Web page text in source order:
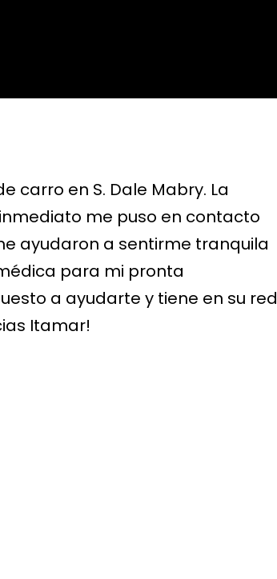
carro en S. Dale Mabry. La
me puso en contacto
ayudaron a sentirme tranquila
para mi pronta
a ayudarte y tiene en su red
Itamar!